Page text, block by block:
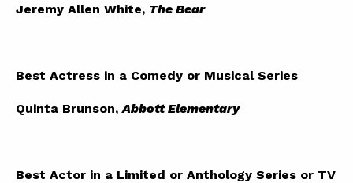
Jeremy Allen White, The Bear
Best Actress in a Comedy or Musical Series
Quinta Brunson, Abbott Elementary
Best Actor in a Limited or Anthology Series or TV